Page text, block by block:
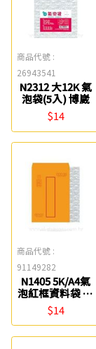
商品代號 :
26943541
N2312 大12K 氣
泡袋(5入) 博崴
$14
商品代號 :
91149282
N1405 5K/A4氣
泡紅框資料袋 博
崴
$14